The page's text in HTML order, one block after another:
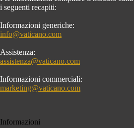
i seguenti recapiti:
Informazioni generiche:
info@vaticano.com
Assistenza:
assistenza@vaticano.com
Informazioni commerciali:
marketing@vaticano.com
Informazioni